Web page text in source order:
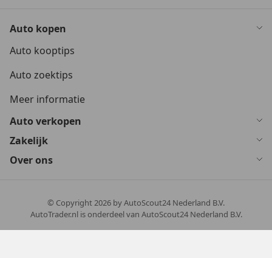
Auto kopen
Auto kooptips
Auto zoektips
Meer informatie
Auto verkopen
Zakelijk
Over ons
© Copyright2026 by AutoScout24 Nederland B.V.
AutoTrader.nl is onderdeel van AutoScout24 Nederland B.V.